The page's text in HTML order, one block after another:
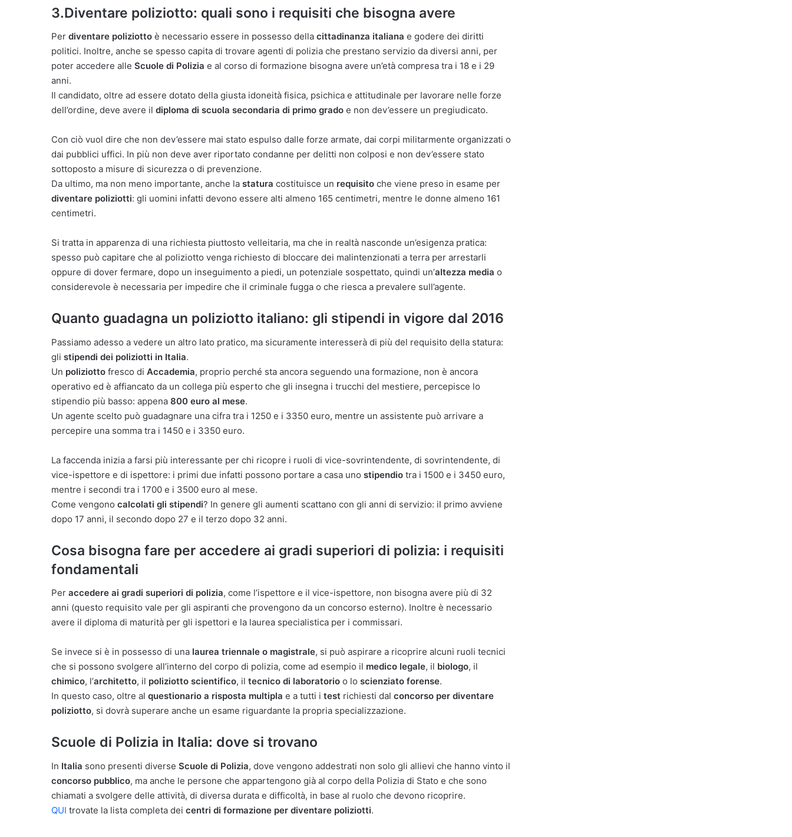
3.Diventare poliziotto: quali sono i requisiti che bisogna avere
Per diventare poliziotto è necessario essere in possesso della cittadinanza italiana e godere dei diritti
politici. Inoltre, anche se spesso capita di trovare agenti di polizia che prestano servizio da diversi anni, per
poter accedere alle Scuole di Polizia e al corso di formazione bisogna avere un’età compresa tra i 18 e i 29
anni.
Il candidato, oltre ad essere dotato della giusta idoneità fisica, psichica e attitudinale per lavorare nelle forze
dell’ordine, deve avere il diploma di scuola secondaria di primo grado e non dev’essere un pregiudicato.
Con ciò vuol dire che non dev’essere mai stato espulso dalle forze armate, dai corpi militarmente organizzati o
dai pubblici uffici. In più non deve aver riportato condanne per delitti non colposi e non dev’essere stato
sottoposto a misure di sicurezza o di prevenzione.
Da ultimo, ma non meno importante, anche la statura costituisce un requisito che viene preso in esame per
diventare poliziotti: gli uomini infatti devono essere alti almeno 165 centimetri, mentre le donne almeno 161
centimetri.
Si tratta in apparenza di una richiesta piuttosto velleitaria, ma che in realtà nasconde un’esigenza pratica:
spesso può capitare che al poliziotto venga richiesto di bloccare dei malintenzionati a terra per arrestarli
oppure di dover fermare, dopo un inseguimento a piedi, un potenziale sospettato, quindi un’altezza media o
considerevole è necessaria per impedire che il criminale fugga o che riesca a prevalere sull’agente.
Quanto guadagna un poliziotto italiano: gli stipendi in vigore dal 2016
Passiamo adesso a vedere un altro lato pratico, ma sicuramente interesserà di più del requisito della statura:
gli stipendi dei poliziotti in Italia.
Un poliziotto fresco di Accademia, proprio perché sta ancora seguendo una formazione, non è ancora
operativo ed è affiancato da un collega più esperto che gli insegna i trucchi del mestiere, percepisce lo
stipendio più basso: appena 800 euro al mese.
Un agente scelto può guadagnare una cifra tra i 1250 e i 3350 euro, mentre un assistente può arrivare a
percepire una somma tra i 1450 e i 3350 euro.
La faccenda inizia a farsi più interessante per chi ricopre i ruoli di vice-sovrintendente, di sovrintendente, di
vice-ispettore e di ispettore: i primi due infatti possono portare a casa uno stipendio tra i 1500 e i 3450 euro,
mentre i secondi tra i 1700 e i 3500 euro al mese.
Come vengono calcolati gli stipendi? In genere gli aumenti scattano con gli anni di servizio: il primo avviene
dopo 17 anni, il secondo dopo 27 e il terzo dopo 32 anni.
Cosa bisogna fare per accedere ai gradi superiori di polizia: i requisiti
fondamentali
Per accedere ai gradi superiori di polizia, come l’ispettore e il vice-ispettore, non bisogna avere più di 32
anni (questo requisito vale per gli aspiranti che provengono da un concorso esterno). Inoltre è necessario
avere il diploma di maturità per gli ispettori e la laurea specialistica per i commissari.
Se invece si è in possesso di una laurea triennale o magistrale, si può aspirare a ricoprire alcuni ruoli tecnici
che si possono svolgere all’interno del corpo di polizia, come ad esempio il medico legale, il biologo, il
chimico, l’architetto, il poliziotto scientifico, il tecnico di laboratorio o lo scienziato forense.
In questo caso, oltre al questionario a risposta multipla e a tutti i test richiesti dal concorso per diventare
poliziotto, si dovrà superare anche un esame riguardante la propria specializzazione.
Scuole di Polizia in Italia: dove si trovano
In Italia sono presenti diverse Scuole di Polizia, dove vengono addestrati non solo gli allievi che hanno vinto il
concorso pubblico, ma anche le persone che appartengono già al corpo della Polizia di Stato e che sono
chiamati a svolgere delle attività, di diversa durata e difficoltà, in base al ruolo che devono ricoprire.
QUI trovate la lista completa dei centri di formazione per diventare poliziotti.